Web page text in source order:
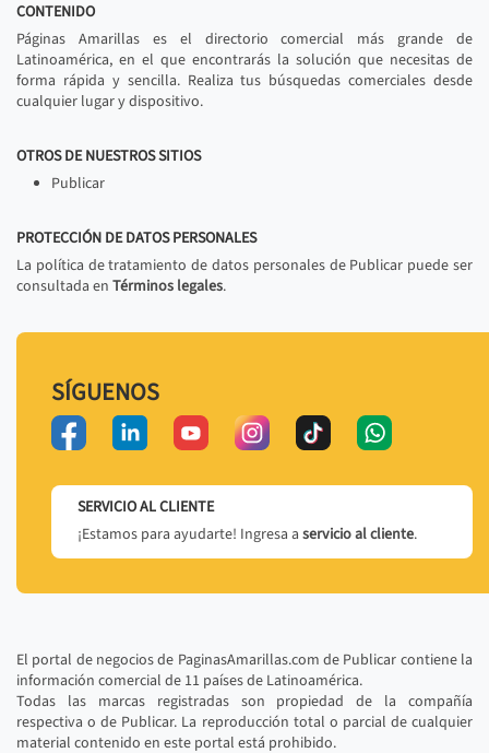
CONTENIDO
Páginas Amarillas es el directorio comercial más grande de
Latinoamérica, en el que encontrarás la solución que necesitas de
forma rápida y sencilla. Realiza tus búsquedas comerciales desde
cualquier lugar y dispositivo.
OTROS DE NUESTROS SITIOS
Publicar
PROTECCIÓN DE DATOS PERSONALES
La política de tratamiento de datos personales de Publicar puede ser
consultada en Términos legales.
SÍGUENOS
SERVICIO AL CLIENTE
¡Estamos para ayudarte! Ingresa a servicio al cliente.
El portal de negocios de PaginasAmarillas.com de Publicar contiene la
información comercial de 11 países de Latinoamérica.
Todas las marcas registradas son propiedad de la compañía
respectiva o de Publicar. La reproducción total o parcial de cualquier
material contenido en este portal está prohibido.